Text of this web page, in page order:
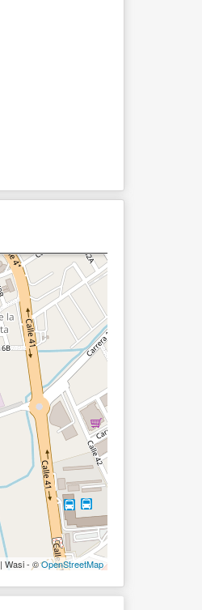
| Wasi - ©OpenStreetMap